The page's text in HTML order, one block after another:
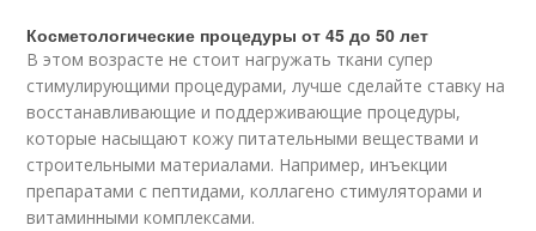
Косметологические процедуры от 45 до 50 лет
В этом возрасте не стоит нагружать ткани супер
стимулирующими процедурами, лучше сделайте ставку на
восстанавливающие и поддерживающие процедуры,
которые насыщают кожу питательными веществами и
строительными материалами. Например, инъекции
препаратами с пептидами, коллагено стимуляторами и
витаминными комплексами.